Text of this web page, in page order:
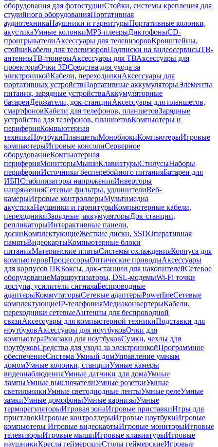
оборудования для фотостудииСтойки, системы крепления для
студийного оборудованияПортативная
аудиотехникаНаушники и гарнитурыПортативные колонки,
акустикаУмные колонкиMP3-плеерыДиктофоныCD-
проигрывателиАксессуары для телевизоровКронштейны,
стойкиКабели для телевизоровПодписки на видеосервисыТВ-
антенныТВ-тюнерыАксессуары для ТВАксессуары для
проектораОчки 3DСредства для ухода за
электроникойКабели, переходникиАксессуары для
портативных устройствПортативные аккумуляторыЭлементы
питания, зарядные устройстваАккумуляторные
батареиДержатели, док-станцииАксессуары для планшетов,
смартфоновКабели для телефонов, планшетовЗарядные
устройства для телефонов, планшетовКомпьютеры и
периферияКомпьютерная
техникаНоутбукиПланшетыМоноблокиКомпьютерыИгровые
компьютерыИгровые консолиСерверное
оборудованиеКомпьютерная
периферияМониторыМышиКлавиатурыСтилусыНаборы
периферииИсточники бесперебойного питанияБатареи для
ИБПСтабилизаторы напряженияИнверторы
напряженияСетевые фильтры, удлинителиВеб-
камерыИгровые контроллерыМультимедиа
акустикаНаушники и гарнитурыКомпьютерные кабели,
переходникиЗарядные, аккумуляторыДок-станции,
репликаторыИнтерактивные панели,
доскиКомплектующиеЖесткие диски, SSDОперативная
памятьВидеокартыКомпьютерные блоки
питанияМатеринские платыСистемы охлажденияКорпуса для
компьютеровПроцессорыОптические приводыАксессуары
для корпусов ПКБоксы, док-станции для накопителейСетевое
оборудованиеМаршрутизаторы, DSL-модемыWi-Fi точки
доступа, усилители сигналаБеспроводные
адаптерыКоммутаторыСетевые адаптерыPowerlineСетевые
комплектующиеIP-телефонияМедиаконвертерыКабели,
переходники сетевыеАнтенны для беспроводной
связиАксессуары для компьютерной техникиПодставки для
ноутбуковАксессуары для ноутбуковОчки для
компьютераРюкзаки для ноутбуковСумки, чехлы для
ноутбуковСредства для ухода за электроникойПрограммное
обеспечениеСистема Умный домУправление умным
домомУмные колонки, станцииУмные камеры
видеонаблюденияУмные датчики для домаУмные
лампыУмные выключателиУмные розеткиУмные
светильникиУмные светодиодные лентыУмные релеУмные
замкиУмные домофоныУмные карнизыУмные
терморегуляторыИгровая зонаИгровые приставкиИгры для
приставокИгровые контроллерыИгровые ноутбукиИгровые
компьютеры Игровые видеокартыИгровые мониторыИгровые
телевизорыИгровые мышиИгровые клавиатурыИгровые
наушникиКресла геймерскиеСтолы геймерскиеИгровые